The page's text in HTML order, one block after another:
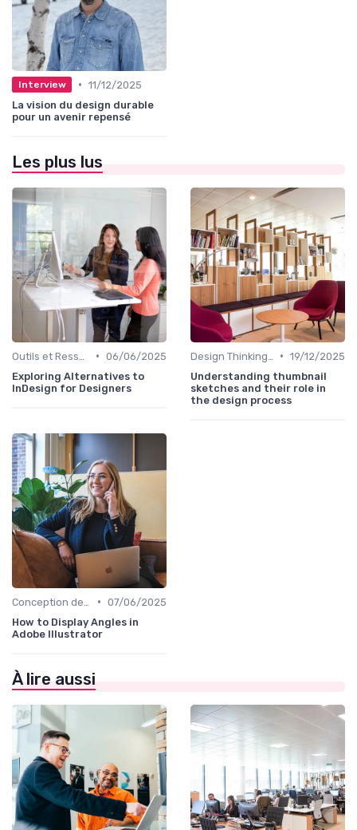
Interview • 11/12/2025
La vision du design durable
pour un avenir repensé
Les plus lus
• 06/06/2025
Exploring Alternatives to
InDesign for Designers
• 19/12/2025
Understanding thumbnail
sketches and their role in
the design process
• 07/06/2025
How to Display Angles in
Adobe Illustrator
À lire aussi